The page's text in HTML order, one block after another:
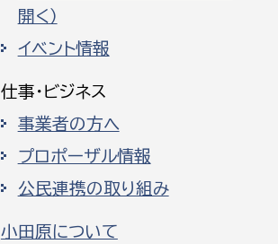
開く）
イベント情報
仕事・ビジネス
事業者の方へ
プロポーザル情報
公民連携の取り組み
小田原について